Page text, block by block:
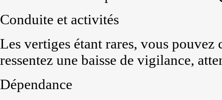
Conduite et activités
Les vertiges étant rares, vous
ressentez une baisse de vigilance,
Dépendance